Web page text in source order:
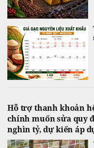
Hỗ trợ thanh khoản
chính muốn sửa quy
nghìn tỷ, dự kiến áp